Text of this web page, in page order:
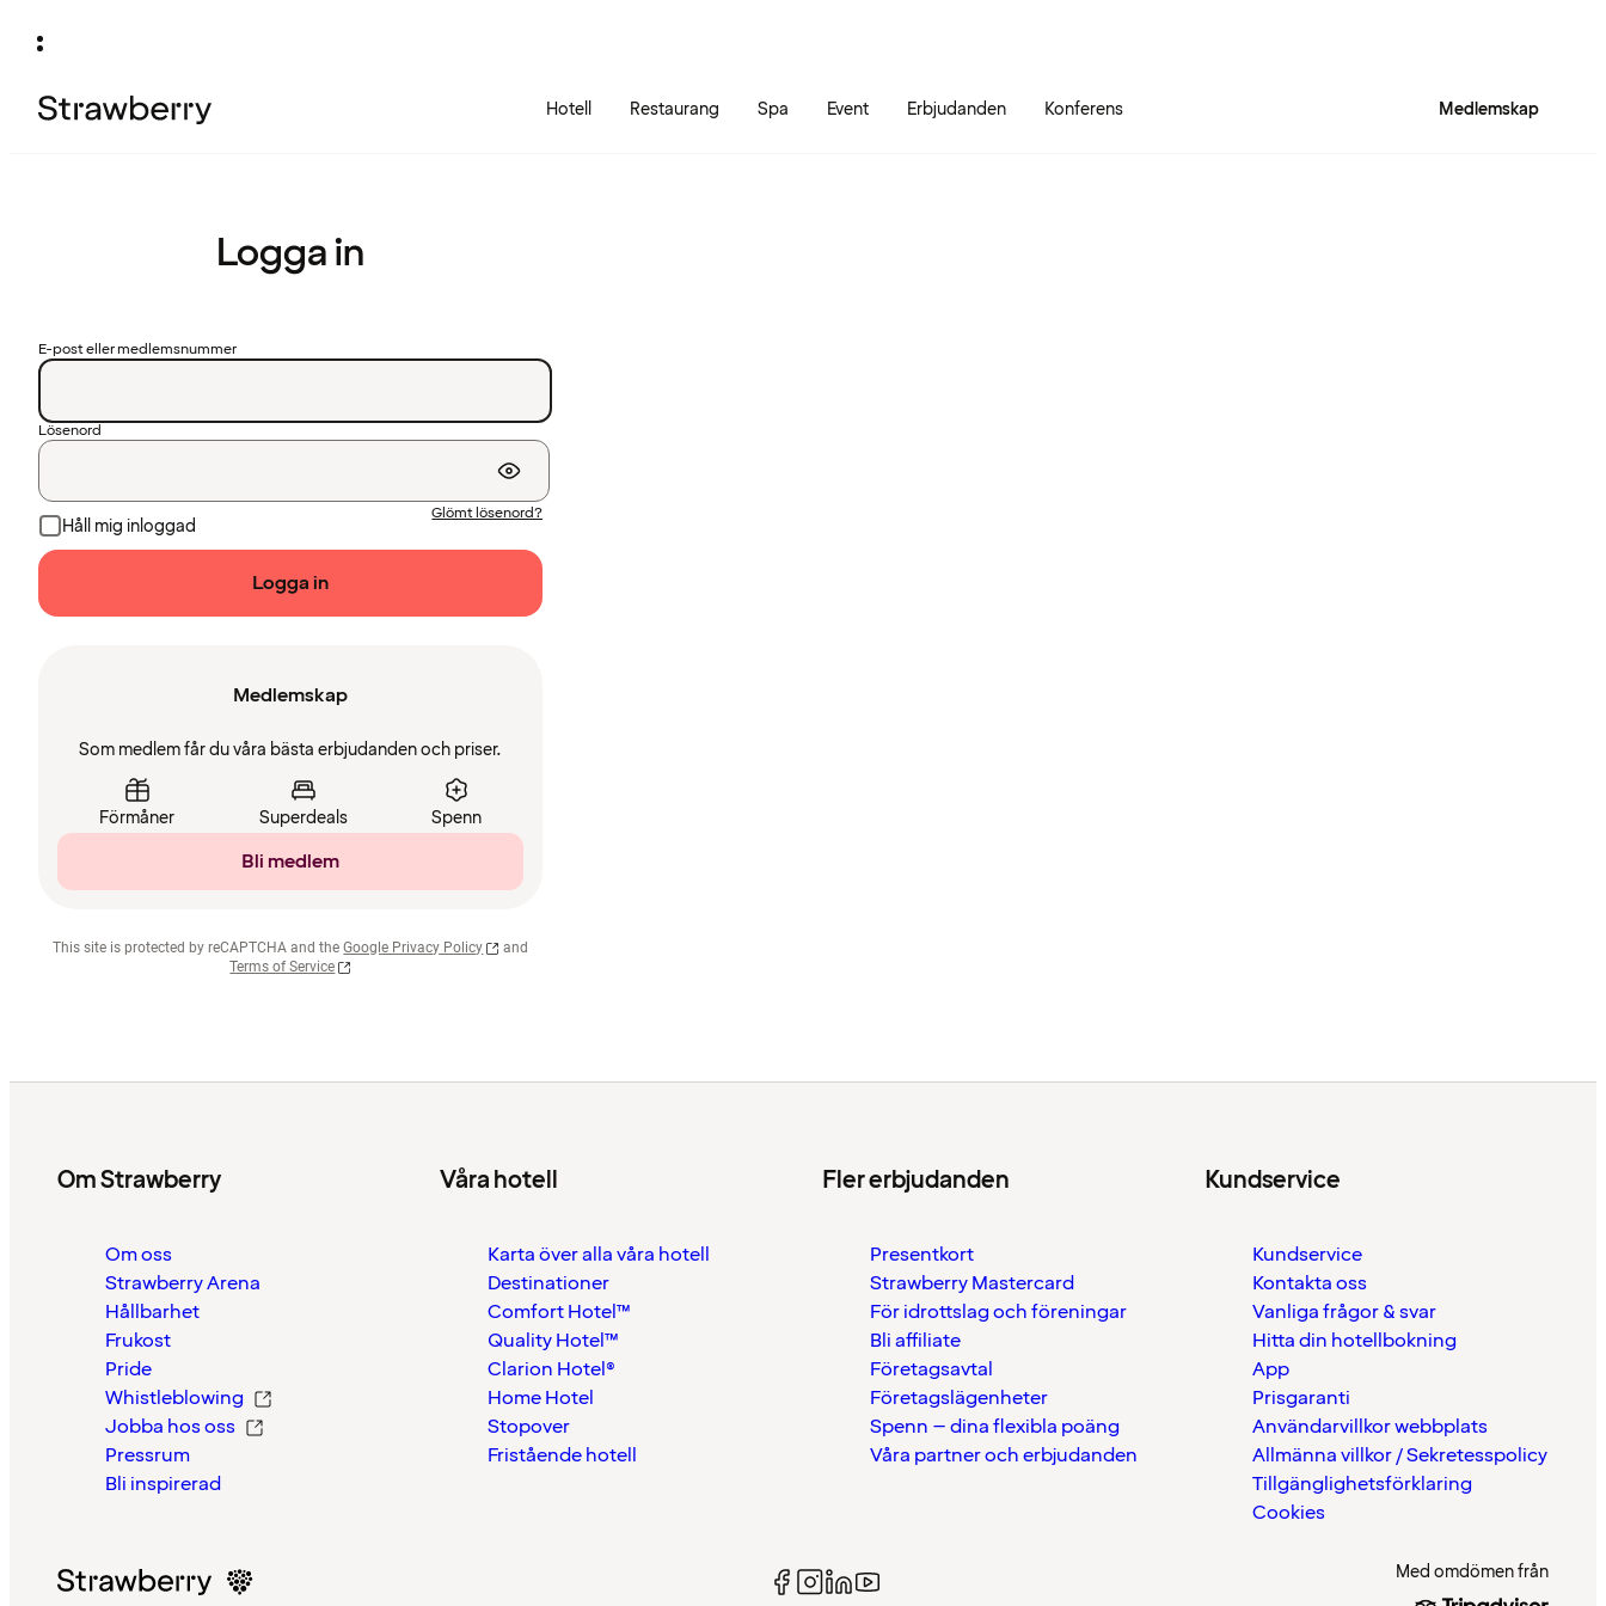
Hotell Restaurang Spa Event Erbjudanden Konferens Medlemskap
Logga in
E-post eller medlemsnummer
Lösenord
Håll mig inloggad
Glömt lösenord?
Logga in
Medlemskap
Som medlem får du våra bästa erbjudanden och priser.
Förmåner Superdeals Spenn
Bli medlem
This site is protected by reCAPTCHA and the Google Privacy Policy
and
Terms of Service
Om Strawberry
Om oss
Strawberry Arena
Hållbarhet
Frukost
Pride
Whistleblowing
Jobba hos oss
Pressrum
Bli inspirerad
Våra hotell
Karta över alla våra hotell
Destinationer
Comfort Hotel™
Quality Hotel™
Clarion Hotel®
Home Hotel
Stopover
Fristående hotell
Fler erbjudanden
Presentkort
Strawberry Mastercard
För idrottslag och föreningar
Bli affiliate
Företagsavtal
Företagslägenheter
Spenn – dina flexibla poäng
Våra partner och erbjudanden
Kundservice
Kundservice
Kontakta oss
Vanliga frågor & svar
Hitta din hotellbokning
App
Prisgaranti
Användarvillkor webbplats
Allmänna villkor / Sekretesspolicy
Tillgänglighetsförklaring
Cookies
Med omdömen från